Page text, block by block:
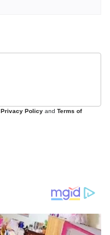
Privacy Policy and Terms of